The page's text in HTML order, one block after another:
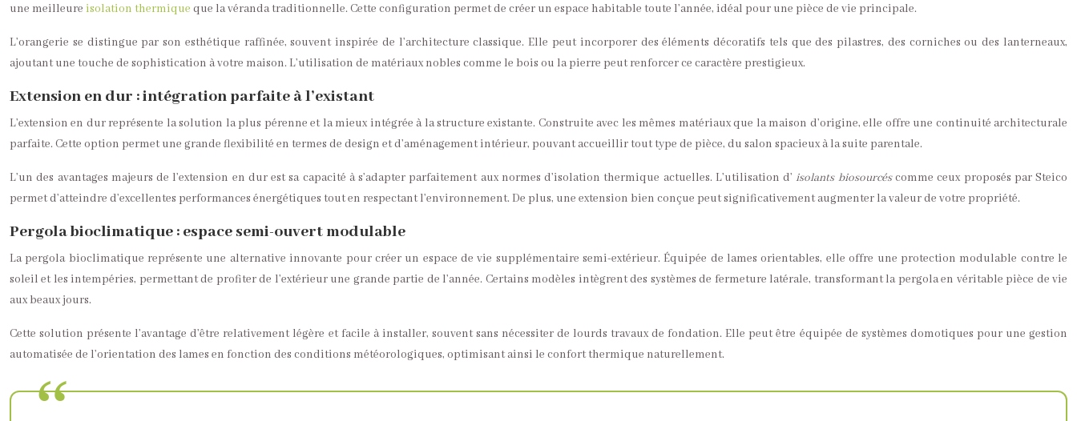
une meilleure isolation thermique que la véranda traditionnelle. Cette configuration permet de créer un espace habitable toute l’année, idéal pour une pièce de vie principale.
L’orangerie se distingue par son esthétique raffinée, souvent inspirée de l’architecture classique. Elle peut incorporer des éléments décoratifs tels que des pilastres, des corniches ou des lanterneaux,
ajoutant une touche de sophistication à votre maison. L’utilisation de matériaux nobles comme le bois ou la pierre peut renforcer ce caractère prestigieux.
Extension en dur : intégration parfaite à l’existant
L’extension en dur représente la solution la plus pérenne et la mieux intégrée à la structure existante. Construite avec les mêmes matériaux que la maison d’origine, elle offre une continuité architecturale
parfaite. Cette option permet une grande flexibilité en termes de design et d’aménagement intérieur, pouvant accueillir tout type de pièce, du salon spacieux à la suite parentale.
L’un des avantages majeurs de l’extension en dur est sa capacité à s’adapter parfaitement aux normes d’isolation thermique actuelles. L’utilisation d’isolants biosourcéscomme ceux proposés par Steico
permet d’atteindre d’excellentes performances énergétiques tout en respectant l’environnement. De plus, une extension bien conçue peut significativement augmenter la valeur de votre propriété.
Pergola bioclimatique : espace semi-ouvert modulable
La pergola bioclimatique représente une alternative innovante pour créer un espace de vie supplémentaire semi-extérieur. Équipée de lames orientables, elle offre une protection modulable contre le
soleil et les intempéries, permettant de profiter de l’extérieur une grande partie de l’année. Certains modèles intègrent des systèmes de fermeture latérale, transformant la pergola en véritable pièce de vie
aux beaux jours.
Cette solution présente l’avantage d’être relativement légère et facile à installer, souvent sans nécessiter de lourds travaux de fondation. Elle peut être équipée de systèmes domotiques pour une gestion
automatisée de l’orientation des lames en fonction des conditions météorologiques, optimisant ainsi le confort thermique naturellement.